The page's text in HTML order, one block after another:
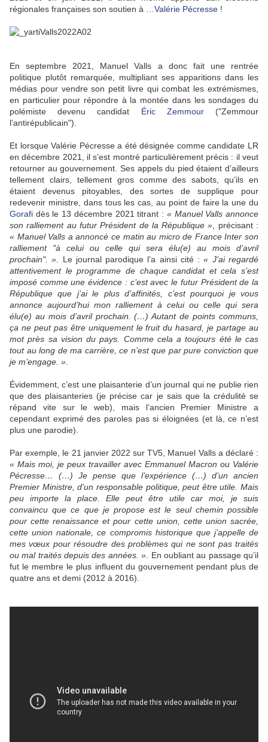
régionales françaises son soutien à … Valérie Pécresse !
En septembre 2021, Manuel Valls a donc fait une rentrée
politique plutôt remarquée, multipliant ses apparitions dans les
médias pour vendre son petit livre qui combat les extrémismes,
en particulier pour répondre à la montée dans les sondages du
polémiste devenu candidat Éric Zemmour("Zemmour
l’antirépublicain").
Et lorsque Valérie Pécresse a été désignée comme candidate LR
en décembre 2021, il s’est montré particulièrement précis : il veut
retourner au gouvernement. Ses appels du pied étaient d’ailleurs
tellement clairs, tellement gros comme des sabots, qu’ils en
étaient devenus pitoyables, des sortes de supplique pour
redevenir ministre, dans tous les cas, au point de faire la une du
Gorafi dès le 13 décembre 2021 titrant : « Manuel Valls annonce
son ralliement au futur Président de la République » , précisant :
« Manuel Valls a annoncé ce matin au micro de France Inter son
ralliement "à celui ou celle qui sera élu(e) au mois d’avril
prochain". » . Le journal parodique l’a ainsi cité :« J’ai regardé
attentivement le programme de chaque candidat et cela s’est
imposé comme une évidence : c’est avec le futur Président de la
République que j’ai le plus d’affinités, c’est pourquoi je vous
annonce aujourd’hui mon ralliement à celui ou celle qui sera
élu(e) au mois d’avril prochain. (…) Autant de points communs,
ça ne peut pas être uniquement le fruit du hasard, je partage au
mot près sa vision du pays. Comme cela a toujours été le cas
tout au long de ma carrière, ce n’est que par pure conviction que
je m’engage. »
Évidemment, c’est une plaisanterie d’un journal qui ne publie rien
que des plaisanteries (je précise car je sais que la crédulité se
répand vite sur le web), mais l’ancien Premier Ministre a
cependant exprimé des paroles pas si éloignées (et là, ce n’est
plus une parodie).
Par exemple, le 21 janvier 2022 sur TV5, Manuel Valls a déclaré :
« Mais moi, je peux travailler avec Emmanuel Macron ou Valérie
Pécresse… (…) Je pense que l’expérience (…) d’un ancien
Premier Ministre, d’un responsable politique, peut être utile. Mais
peu importe la place. Elle peut être utile car moi, je suis
convaincu que ce que je propose est le seul chemin possible
pour cette renaissance et pour cette union, cette union sacrée,
cette union nationale, ce compromis historique que j’appelle de
mes vœux pour résoudre des problèmes qui ne sont pas traités
ou mal traités depuis des années. » . En oubliant au passage qu’il
fut le membre le plus influent du gouvernement pendant plus de
quatre ans et demi (2012 à 2016).